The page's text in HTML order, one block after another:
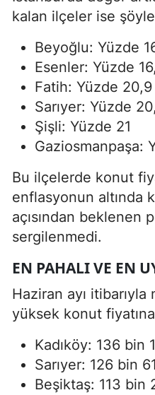
kalan ilçeler ise şöyle
Beyoğlu: Yüzde
Esenler: Yüzde
Fatih: Yüzde 20,9
Sarıyer: Yüzde
Şişli: Yüzde 21
Gaziosmanpaşa:
Bu ilçelerde konut
enflasyonun altında
açısından beklenen
sergilenmedi.
EN PAHALI VE EN
Haziran ayı
yüksek konut
Kadıköy: 136 bin
Sarıyer: 126 bin
Beşiktaş: 113 bin